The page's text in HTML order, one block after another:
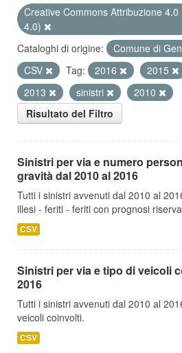
Creative Commons Attribuzione
4.0)
Cataloghi di origine:
Comune di
CSV
Tag: 2016 2015
2013
sinistri
2010
Risultato del Filtro
Sinistri per via e numero
gravità dal 2010 al 2016
Tutti i sinistri avvenuti dal 2010 al
illesi - feriti - feriti con prognosi
CSV
Sinistri per via e tipo di veicoli
2016
Tutti i sinistri avvenuti dal 2010 al
veicoli coinvolti.
CSV